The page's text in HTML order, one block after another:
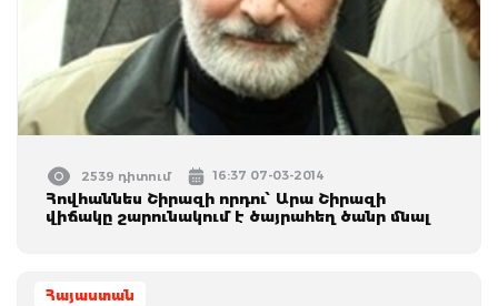
2539 դիտում 16:37 07-03-2014
Հովհաննես Շիրազի որդու՝ Արա Շիրազի
վիճակը շարունակում է ծայրահեղ ծանր մնալ
Հայաստան